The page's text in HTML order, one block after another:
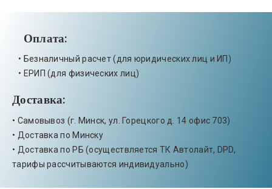
Оплата:
• Безналичный расчет (для юридических лиц и ИП)
• ЕРИП (для физических лиц)
Доставка:
• Самовывоз (г. Минск, ул. Горецкого д. 14 офис 703)
• Доставка по Минску
• Доставка по РБ (осуществляется ТК Автолайт, DPD,
тарифы рассчитываются индивидуально)